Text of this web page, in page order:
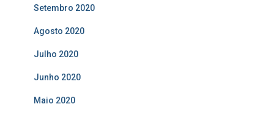
Setembro 2020
Agosto 2020
Julho 2020
Junho 2020
Maio 2020